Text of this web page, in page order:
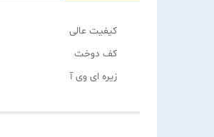
کیفیت عالی
کف دوخت
زیره ای وی آ